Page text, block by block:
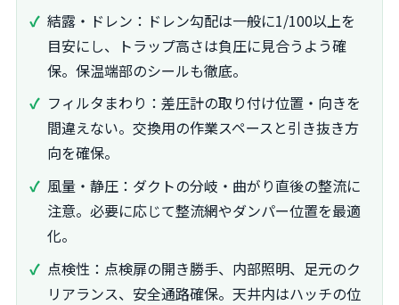
結露・ドレン：ドレン勾配は一般に1/100以上を
目安にし、トラップ高さは負圧に見合うよう確
保。保温端部のシールも徹底。
フィルタまわり：差圧計の取り付け位置・向きを
間違えない。交換用の作業スペースと引き抜き方
向を確保。
風量・静圧：ダクトの分岐・曲がり直後の整流に
注意。必要に応じて整流網やダンパー位置を最適
化。
点検性：点検扉の開き勝手、内部照明、足元のク
リアランス、安全通路確保。天井内はハッチの位